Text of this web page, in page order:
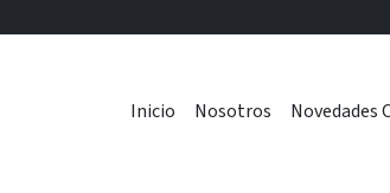
Inicio Nosotros Novedades